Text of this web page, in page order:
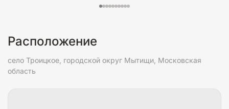
Расположение
село Троицкое, городской округ Мытищи, Московская
область